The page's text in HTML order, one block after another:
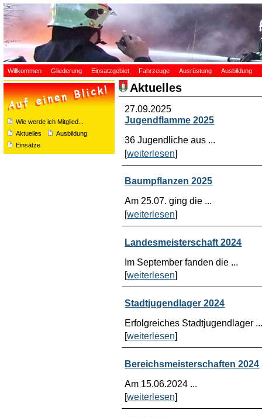
Willkommen Gliederung Einsatzgebiet Fahrzeuge Ausrüstung Ausbildung
Wie werde ich Mitglied...
Aktuelles
Ausbildung
Einsätze
Aktuelles
27.09.2025
Jugendflamme 2025
36 Jugendliche aus ...
[weiterlesen]
Baumpflanzen 2025
Am 25.07. ging die ...
[weiterlesen]
Landesmeisterschaft 2024
Im September fanden die ...
[weiterlesen]
Stadtjugendlager 2024
Erfolgreiches Stadtjugendlager
[weiterlesen]
Bereichsmeisterschaften 2024
Am 15.06.2024 ...
[weiterlesen]